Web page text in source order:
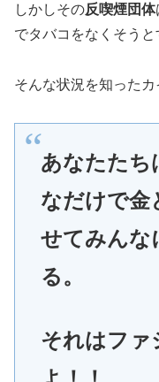
しかしその反喫煙団体
でタバコをなくそうと
そんな状況を知ったカ
あなたたち
なだけで金
せてみんな
る。
それはファ